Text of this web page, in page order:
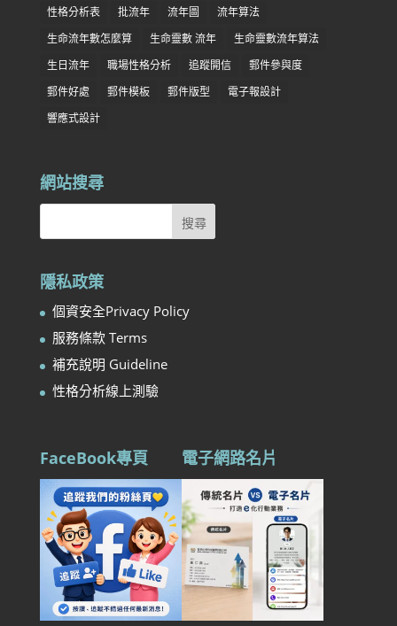
性格分析表
批流年 流年圖
流年算法
生命流年數怎麼算
生命靈數 流年
生命靈數流年算法
生日流年
職場性格分析 追蹤開信
郵件參與度
郵件好處
郵件模板 郵件版型
電子報設計
響應式設計
網站搜尋
隱私政策
個資安全Privacy Policy
服務條款 Terms
補充說明 Guideline
性格分析線上測驗
FaceBook專頁 電子網路名片